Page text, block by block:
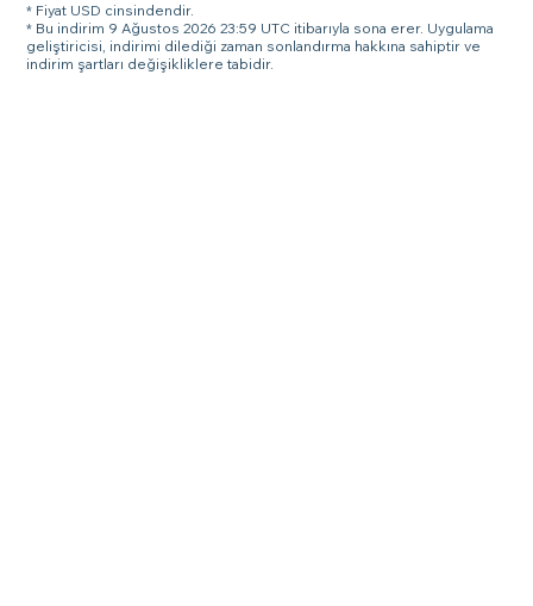
* Fiyat USD cinsindendir.
* Bu indirim 9 Ağustos 2026 23:59 UTC itibarıyla sona erer. Uygulama
geliştiricisi, indirimi dilediği zaman sonlandırma hakkına sahiptir ve
indirim şartları değişikliklere tabidir.